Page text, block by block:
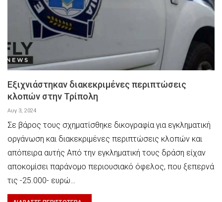
Εξιχνιάστηκαν διακεκριμένες περιπτώσεις
κλοπών στην Τρίπολη
Αυγ 3, 2024
Σε βάρος τους σχηματίσθηκε δικογραφία για εγκληματική
οργάνωση και διακεκριμένες περιπτώσεις κλοπών και
απόπειρα αυτής Από την εγκληματική τους δράση είχαν
αποκομίσει παράνομο περιουσιακό όφελος, που ξεπερνά
τις -25.000- ευρώ…